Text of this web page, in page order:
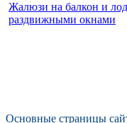
Жалюзи на балкон и
раздвижными окнами
Основные страницы